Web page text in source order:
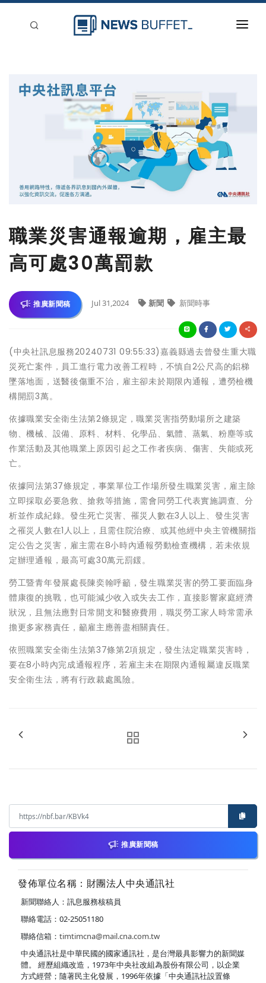
職業災害通報逾期，雇主最
高可處30萬罰款
推廣新聞稿 Jul 31,2024 新聞 新聞時事
(中央社訊息服務20240731 09:55:33)嘉義縣過去曾發生重大職
災死亡案件，員工進行電力改善工程時，不慎自2公尺高的鋁梯
墜落地面，送醫後傷重不治，雇主卻未於期限內通報，遭勞檢機
構開罰3萬。
依據職業安全衛生法第2條規定，職業災害指勞動場所之建築
物、機械、設備、原料、材料、化學品、氣體、蒸氣、粉塵等或
作業活動及其他職業上原因引起之工作者疾病、傷害、失能或死
亡。
依據同法第37條規定，事業單位工作場所發生職業災害，雇主除
立即採取必要急救、搶救等措施，需會同勞工代表實施調查、分
析並作成紀錄。發生死亡災害、罹災人數在3人以上、發生災害
之罹災人數在1人以上，且需住院治療、或其他經中央主管機關指
定公告之災害，雇主需在8小時內通報勞動檢查機構，若未依規
定辦理通報，最高可處30萬元罰鍰。
勞工暨青年發展處長陳奕翰呼籲，發生職業災害的勞工要面臨身
體康復的挑戰，也可能減少收入或失去工作，直接影響家庭經濟
狀況，且無法應對日常開支和醫療費用，職災勞工家人時常需承
擔更多家務責任，籲雇主應善盡相關責任。
依照職業安全衛生法第37條第2項規定，發生法定職業災害時，
要在8小時內完成通報程序，若雇主未在期限內通報屬違反職業
安全衛生法，將有行政裁處風險。
推廣新聞稿
發佈單位名稱：財團法人中央通訊社
新聞聯絡人：訊息服務核稿員
聯絡電話：02-25051180
聯絡信箱： timtimcna@mail.cna.com.tw
中央通訊社是中華民國的國家通訊社，是台灣最具影響力的新聞媒
體。 經歷組織改造，1973年中央社改組為股份有限公司，以企業
方式經營；隨著民主化發展，1996年依據「中央通訊社設置條